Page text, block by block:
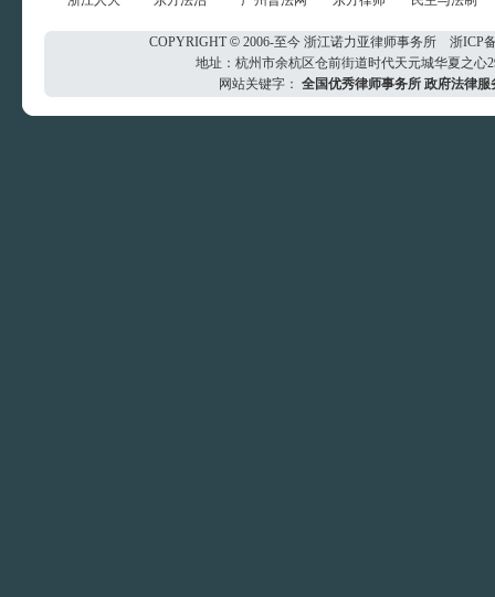
COPYRIGHT© 2006-至今 浙江诺力亚律师事务所
浙ICP
地址：杭州市余杭区仓前街道时代天元城华夏之心
网站关键字： 全国优秀律师事务所 政府法律服